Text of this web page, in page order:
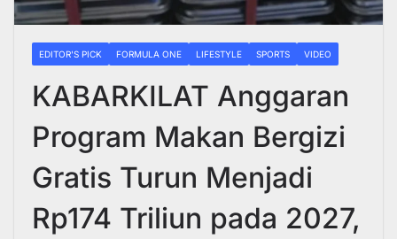
EDITOR'S PICK FORMULA ONE LIFESTYLE SPORTS VIDEO
KABARKILAT Anggaran
Program Makan Bergizi
Gratis Turun Menjadi
Rp174 Triliun pada 2027,